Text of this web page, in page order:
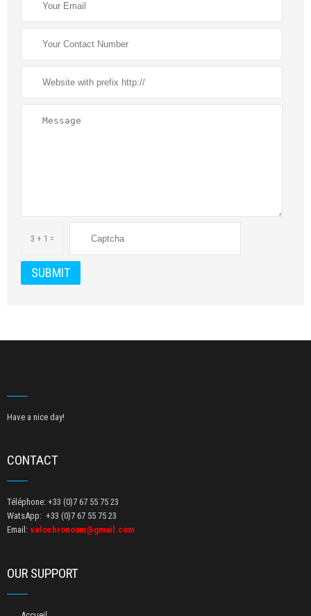
3 + 1 =
Have a nice day!
CONTACT
Téléphone: +33 (0)7 67 55 75 23
WatsApp: +33 (0)7 67 55 75 23
Email: velochronoam@gmail.com
OUR SUPPORT